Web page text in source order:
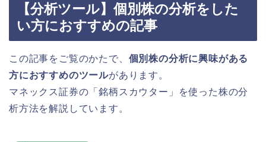
【分析ツール】個別株の分析をした
い方におすすめの記事
この記事をご覧のかたで、 個別株の分析に興味がある
方におすすめのツールがあります。
マネックス証券の「銘柄スカウター」を使った株の分
析方法を解説しています。